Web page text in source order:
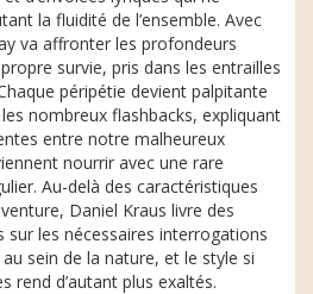
la fluidité de l’ensemble. Avec
va affronter les profondeurs
survie, pris dans les entrailles
péripétie devient palpitante
nombreux flashbacks, expliquant
entre notre malheureux
nourrir avec une rare
Au-delà des caractéristiques
Daniel Kraus livre des
sur les nécessaires interrogations
sein de la nature, et le style si
rend d’autant plus exaltés.